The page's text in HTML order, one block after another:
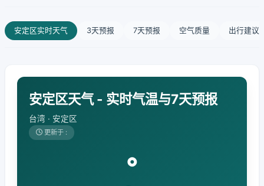
安定区实时天气 3天预报 7天预报 空气质量 出行建议
安定区天气 - 实时气温与7天预报
台湾 · 安定区
更新于 :
°